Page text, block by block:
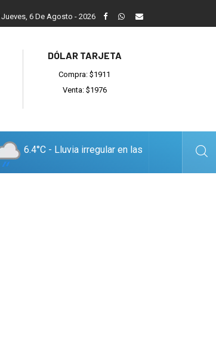
Reino recibió a instituciones y confirmó gestiones para
Jueves, 6 De Agosto - 2026
DÓLAR TARJETA
Compra: $1911
Venta: $1976
6.4°C - Lluvia irregular en las